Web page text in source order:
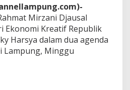
i
E
k
o
n
o
Mirzani Djausal
Ekonomi Kreatif Republik
Harsya dalam dua agenda
Lampung, Minggu